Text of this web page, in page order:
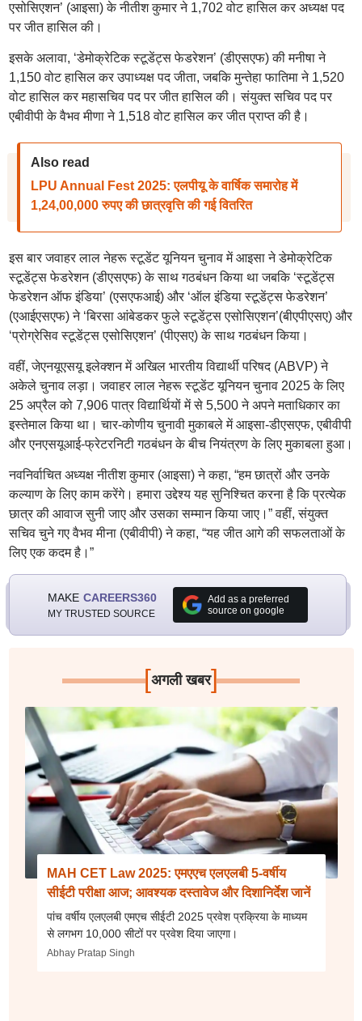
एसोसिएशन’ (आइसा) के नीतीश कुमार ने 1,702 वोट हासिल कर अध्यक्ष पद
पर जीत हासिल की।
इसके अलावा, ‘डेमोक्रेटिक स्टूडेंट्स फेडरेशन’ (डीएसएफ) की मनीषा ने
1,150 वोट हासिल कर उपाध्यक्ष पद जीता, जबकि मुन्तेहा फातिमा ने 1,520
वोट हासिल कर महासचिव पद पर जीत हासिल की। संयुक्त सचिव पद पर
एबीवीपी के वैभव मीणा ने 1,518 वोट हासिल कर जीत प्राप्त की है।
Also read
LPU Annual Fest 2025: एलपीयू के वार्षिक समारोह में
1,24,00,000 रुपए की छात्रवृत्ति की गई वितरित
इस बार जवाहर लाल नेहरू स्टूडेंट यूनियन चुनाव में आइसा ने डेमोक्रेटिक
स्टूडेंट्स फेडरेशन (डीएसएफ) के साथ गठबंधन किया था जबकि ‘स्टूडेंट्स
फेडरेशन ऑफ इंडिया’ (एसएफआई) और ‘ऑल इंडिया स्टूडेंट्स फेडरेशन’
(एआईएसएफ) ने ‘बिरसा आंबेडकर फुले स्टूडेंट्स एसोसिएशन’(बीएपीएसए) और
‘प्रोग्रेसिव स्टूडेंट्स एसोसिएशन’ (पीएसए) के साथ गठबंधन किया।
वहीं, जेएनयूएसयू इलेक्शन में अखिल भारतीय विद्यार्थी परिषद (ABVP) ने
अकेले चुनाव लड़ा। जवाहर लाल नेहरू स्टूडेंट यूनियन चुनाव 2025 के लिए
25 अप्रैल को 7,906 पात्र विद्यार्थियों में से 5,500 ने अपने मताधिकार का
इस्तेमाल किया था। चार-कोणीय चुनावी मुकाबले में आइसा-डीएसएफ, एबीवीपी
और एनएसयूआई-फ्रेटरनिटी गठबंधन के बीच नियंत्रण के लिए मुकाबला हुआ।
नवनिर्वाचित अध्यक्ष नीतीश कुमार (आइसा) ने कहा, “हम छात्रों और उनके
कल्याण के लिए काम करेंगे। हमारा उद्देश्य यह सुनिश्चित करना है कि प्रत्येक
छात्र की आवाज सुनी जाए और उसका सम्मान किया जाए।” वहीं, संयुक्त
सचिव चुने गए वैभव मीना (एबीवीपी) ने कहा, “यह जीत आगे की सफलताओं के
लिए एक कदम है।”
MAKE CAREERS360
MY TRUSTED SOURCE
Add as a preferred
source on google
[अगली खबर]
MAH CET Law 2025: एमएएच एलएलबी 5-वर्षीय
सीईटी परीक्षा आज; आवश्यक दस्तावेज और दिशानिर्देश जानें
पांच वर्षीय एलएलबी एमएच सीईटी 2025 प्रवेश प्रक्रिया के माध्यम
से लगभग 10,000 सीटों पर प्रवेश दिया जाएगा।
Abhay Pratap Singh